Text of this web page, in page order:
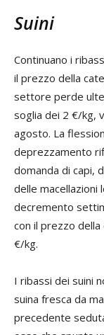
Suini
Continuano i
il prezzo della
settore perde
soglia dei 2 €/kg,
agosto. La
deprezzamento
domanda di capi,
delle macellazioni
decremento
con il prezzo
€/kg.
I ribassi dei suini
suina fresca da
precedente